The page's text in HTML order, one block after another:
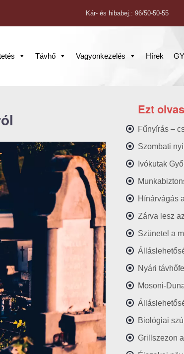
Kár- és hibabej.: 96/50-50-55
Távhő Vagyonkezelés Hírek
Ezt
Fűnyírás –
Szombati
Ivókutak
Hínárvágás
Zárva lesz
Szünetel a
Nyári
Mosoni-
Biológiai
Grillszezon